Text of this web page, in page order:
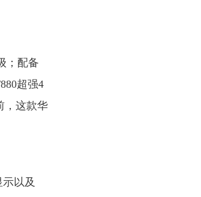
；配备
超强4
，这款华
以及